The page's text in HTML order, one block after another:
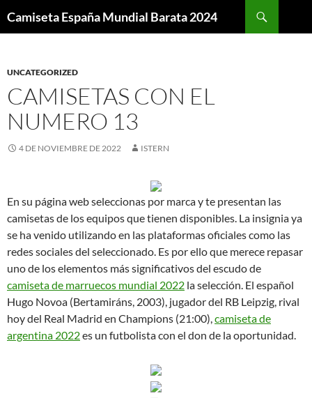
Camiseta España Mundial Barata 2024
UNCATEGORIZED
CAMISETAS CON EL
NUMERO 13
4 DE NOVIEMBRE DE 2022 ISTERN
En su página web seleccionas por marca y te presentan las
camisetas de los equipos que tienen disponibles. La insignia ya
se ha venido utilizando en las plataformas oficiales como las
redes sociales del seleccionado. Es por ello que merece repasar
uno de los elementos más significativos del escudo de
camiseta de marruecos mundial 2022 la selección. El español
Hugo Novoa (Bertamiráns, 2003), jugador del RB Leipzig, rival
hoy del Real Madrid en Champions (21:00),camiseta de
argentina 2022es un futbolista con el don de la oportunidad.